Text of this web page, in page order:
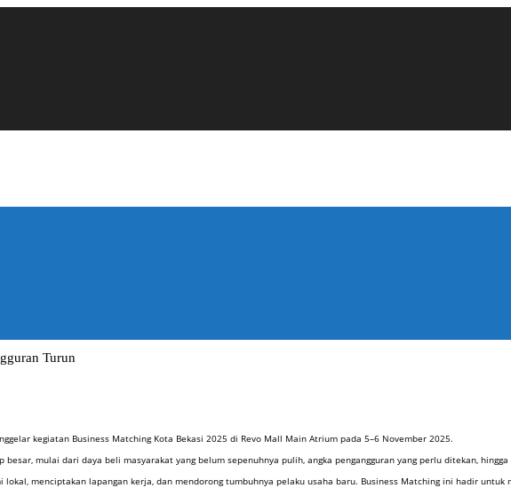
Turun
kegiatan Business Matching Kota Bekasi 2025 di Revo Mall Main Atrium pada 5–6 November 2025.
mulai dari daya beli masyarakat yang belum sepenuhnya pulih, angka pengangguran yang perlu ditekan,
menciptakan lapangan kerja, dan mendorong tumbuhnya pelaku usaha baru. Business Matching ini hadir untuk